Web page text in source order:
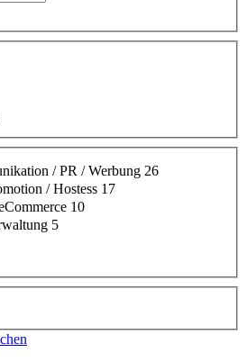
/ PR / Werbung 26
/ Hostess 17
10
5